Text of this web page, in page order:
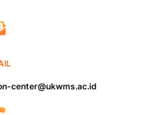
center@ukwms.ac.id